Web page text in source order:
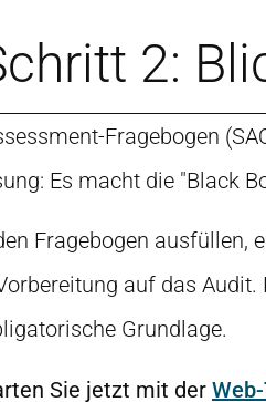
2:
Fragebogen
Es macht die "Black
Fragebogen ausfüllen,
auf das
Grundlage.
Sie jetzt mit der